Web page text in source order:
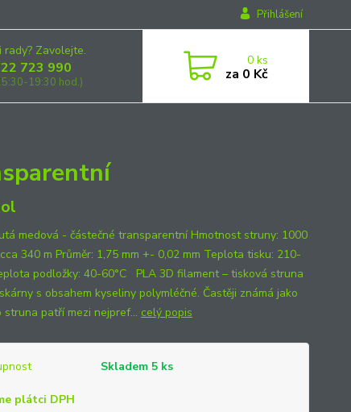
Přihlášení
rady? Zavolejte.
723 990
19:30 hod.)
0ks
za 0 Kč
medová - částečné transparentní Hmotnost struny: 1000
340 m Průměr: 1,75 mm +- 0,02 mm Teplota tisku: 210-
podložky: 40-60°C PLA 3D filament – tisková struna
s obsahem kyseliny polymléčné. Častěji známá jako
struna patří mezi nejpref... celý popis
Skladem 5 ks
plátci DPH